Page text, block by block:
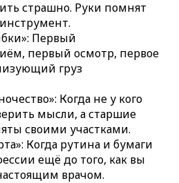
страшно. Руки помнят
Первый
первый осмотр, первое
груз
Когда не у кого
мысли, а старшие
своими участками.
Когда рутина и бумаги
ещё до того, как вы
врачом.